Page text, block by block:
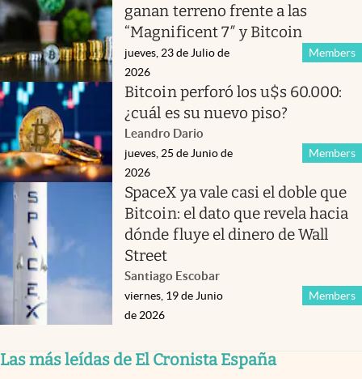
ganan terreno frente a las
“Magnificent 7″ y Bitcoin
Members
jueves, 23 de Julio de
2026
Bitcoin perforó los u$s 60.000:
¿cuál es su nuevo piso?
Leandro Dario
Members
jueves, 25 de Junio de
2026
SpaceX ya vale casi el doble que
Bitcoin: el dato que revela hacia
dónde fluye el dinero de Wall
Street
Santiago Escobar
Members
viernes, 19 de Junio
de 2026
Las más leídas de El Cronista España